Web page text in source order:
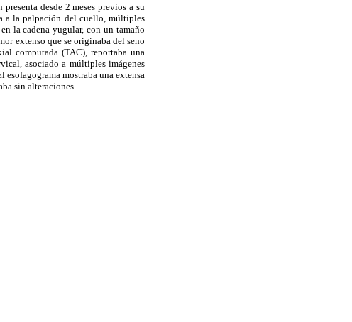
desde 2 meses previos a su
a la palpación del cuello, múltiples
la cadena yugular, con un tamaño
extenso que se originaba del seno
computada (TAC), reportaba una
asociado a múltiples imágenes
esofagograma mostraba una extensa
sin alteraciones.